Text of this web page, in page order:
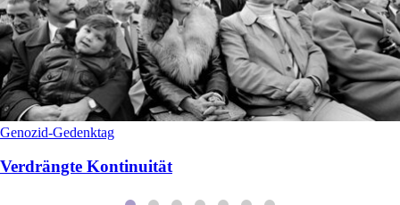
Genozid-Gedenktag
Verdrängte Kontinuität